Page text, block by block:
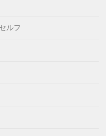
ルフ